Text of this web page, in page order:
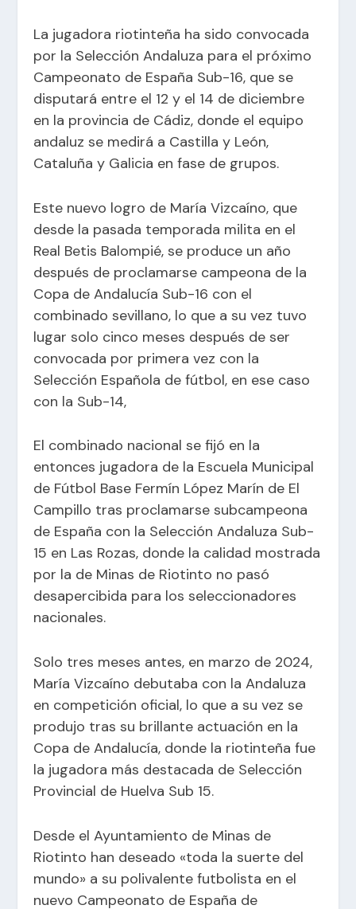
La jugadora riotinteña ha sido convocada
por la Selección Andaluza para el próximo
Campeonato de España Sub-16, que se
disputará entre el 12 y el 14 de diciembre
en la provincia de Cádiz, donde el equipo
andaluz se medirá a Castilla y León,
Cataluña y Galicia en fase de grupos.
Este nuevo logro de María Vizcaíno, que
desde la pasada temporada milita en el
Real Betis Balompié, se produce un año
después de proclamarse campeona de la
Copa de Andalucía Sub-16 con el
combinado sevillano, lo que a su vez tuvo
lugar solo cinco meses después de ser
convocada por primera vez con la
Selección Española de fútbol, en ese caso
con la Sub-14,
El combinado nacional se fijó en la
entonces jugadora de la Escuela Municipal
de Fútbol Base Fermín López Marín de El
Campillo tras proclamarse subcampeona
de España con la Selección Andaluza Sub-
15 en Las Rozas, donde la calidad mostrada
por la de Minas de Riotinto no pasó
desapercibida para los seleccionadores
nacionales.
Solo tres meses antes, en marzo de 2024,
María Vizcaíno debutaba con la Andaluza
en competición oficial, lo que a su vez se
produjo tras su brillante actuación en la
Copa de Andalucía, donde la riotinteña fue
la jugadora más destacada de Selección
Provincial de Huelva Sub 15.
Desde el Ayuntamiento de Minas de
Riotinto han deseado «toda la suerte del
mundo» a su polivalente futbolista en el
nuevo Campeonato de España de